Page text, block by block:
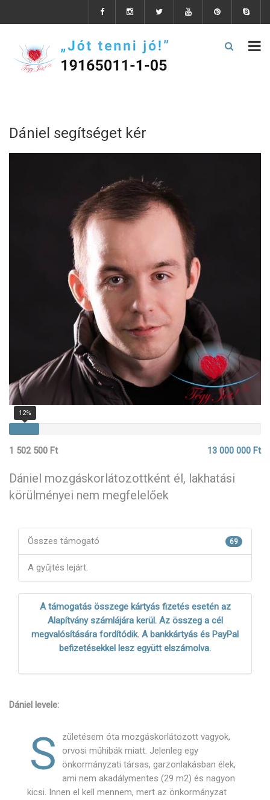
Dániel segítséget kér
12%
1 502 500 Ft 13 000 000 Ft
Dániel mozgáskorlátozottként él, lakhatási
körülményei nem megfelelőek
Összes támogató 69
A gyűjtés lejárt.
A támogatás összege kártyás fizetés esetén az
Alapítvány számlájára kerül. Az összeg a cél
megvalósítására fordítódik. A bankkártyás és PayPal
befizetésekkel lesz együtt elszámolva.
Dániel levele:
S
zületésem óta mozgáskorlátozott vagyok,
orvosi műhibák miatt. Jelenleg egy
önkormányzati társas, garzonlakásban élek,
ami nem akadálymentes (29 m2) és nagyon
kicsi. Innen el kell mennem, mert az önkormányzat